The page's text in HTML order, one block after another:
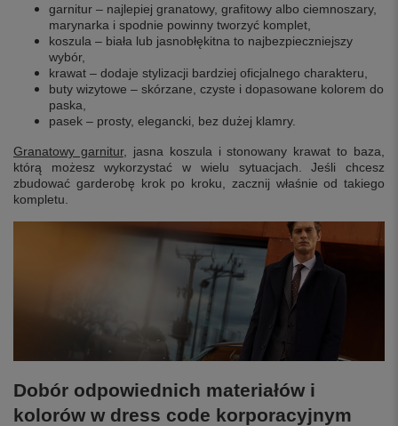
garnitur – najlepiej granatowy, grafitowy albo ciemnoszary,
marynarka i spodnie powinny tworzyć komplet,
koszula – biała lub jasnobłękitna to najbezpieczniejszy
wybór,
krawat – dodaje stylizacji bardziej oficjalnego charakteru,
buty wizytowe – skórzane, czyste i dopasowane kolorem do
paska,
pasek – prosty, elegancki, bez dużej klamry.
Granatowy garnitur, jasna koszula i stonowany krawat to baza,
którą możesz wykorzystać w wielu sytuacjach. Jeśli chcesz
zbudować garderobę krok po kroku, zacznij właśnie od takiego
kompletu.
Dobór odpowiednich materiałów i
kolorów w dress code korporacyjnym